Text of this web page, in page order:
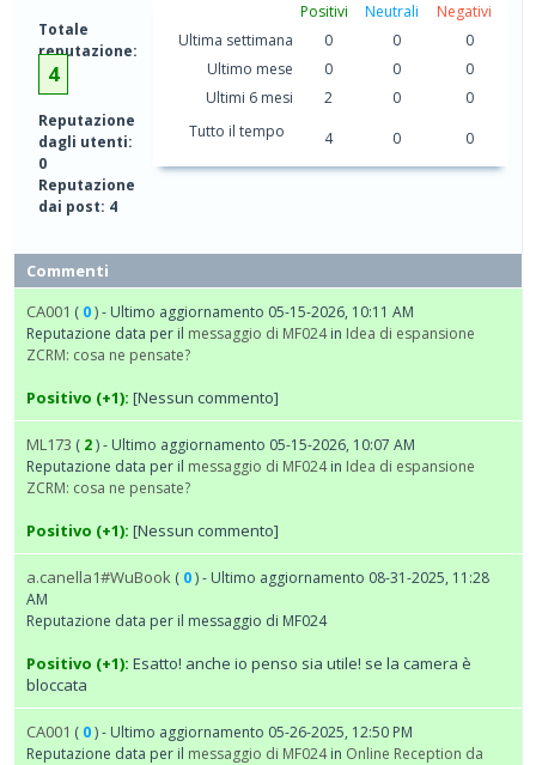
Totale
reputazione:
4
Reputazione
dagli utenti:
0
Reputazione
dai post: 4
Positivi Neutrali
Negativi
Ultima settimana
0 0
0
Ultimo mese
0 0
0
Ultimi 6 mesi
2 0
0
Tutto il tempo
4 0 0
Commenti
CA001 ( 0) - Ultimo aggiornamento 05-15-2026, 10:11 AM
Reputazione data per il messaggio di MF024in Idea di espansione
ZCRM: cosa ne pensate?
Positivo (+1): [Nessun commento]
ML173 ( 2) - Ultimo aggiornamento 05-15-2026, 10:07 AM
Reputazione data per il messaggio di MF024in Idea di espansione
ZCRM: cosa ne pensate?
Positivo (+1): [Nessun commento]
a.canella1#WuBook ( 0) - Ultimo aggiornamento 08-31-2025, 11:28
AM
Reputazione data per il messaggio di MF024
Positivo (+1): Esatto! anche io penso sia utile! se la camera è
bloccata
CA001 ( 0) - Ultimo aggiornamento 05-26-2025, 12:50 PM
Reputazione data per il messaggio di MF024in Online Reception da